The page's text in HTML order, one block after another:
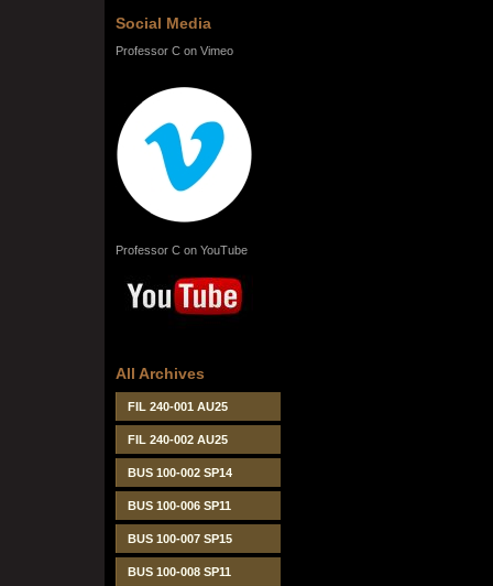
Social Media
Professor C on Vimeo
Professor C on YouTube
All Archives
FIL 240-001 AU25
FIL 240-002 AU25
BUS 100-002 SP14
BUS 100-006 SP11
BUS 100-007 SP15
BUS 100-008 SP11